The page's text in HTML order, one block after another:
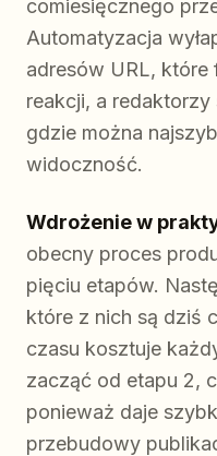
comiesięcznego
Automatyzacja
adresów URL,
reakcji, a redaktorzy
gdzie można
widoczność.
Wdrożenie w
obecny proces
pięciu etapów.
które z nich są dziś
czasu kosztuje
zacząć od etapu 2,
ponieważ daje
przebudowy